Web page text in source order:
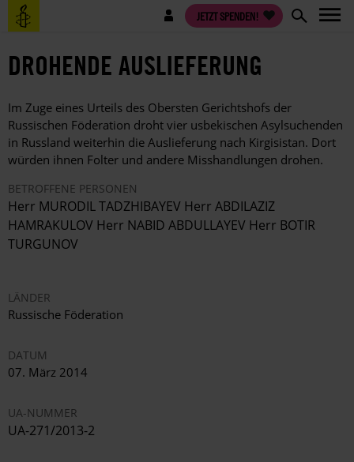
Direkt
zum
Benutzermenü JETZT SPENDEN!
DROHENDE AUSLIEFERUNG
Im Zuge eines Urteils des Obersten Gerichtshofs der
Russischen Föderation droht vier usbekischen Asylsuchenden
in Russland weiterhin die Auslieferung nach Kirgisistan. Dort
würden ihnen Folter und andere Misshandlungen drohen.
BETROFFENE PERSONEN
Herr MURODIL TADZHIBAYEV Herr ABDILAZIZ
HAMRAKULOV Herr NABID ABDULLAYEV Herr BOTIR
TURGUNOV
LÄNDER
Russische Föderation
DATUM
07. März 2014
UA-NUMMER
UA-271/2013-2